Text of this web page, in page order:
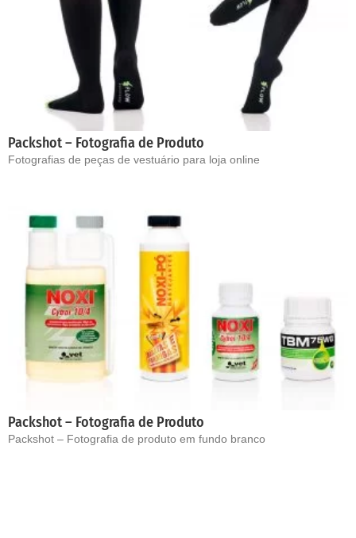
Packshot – Fotografia de Produto
Fotografias de peças de vestuário para loja online
Packshot – Fotografia de Produto
Packshot – Fotografia de produto em fundo branco